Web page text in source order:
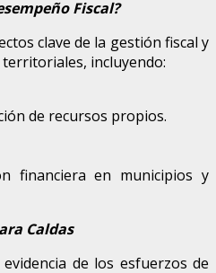
Fiscal?
clave de la gestión fiscal y
incluyendo:
de recursos propios.
financiera en municipios y
Caldas
de los esfuerzos de